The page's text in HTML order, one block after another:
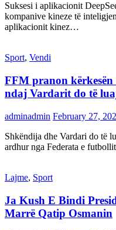
Suksesi i aplikacionit
kompanive kineze të
aplikacionit kinez…
Sport, Vendi
FFM pranon kërkesën
ndaj Vardarit do të
adminadmin February 27,
Shkëndija dhe Vardari do të
ardhur nga Federata e
Lajme, Sport
Ja Kush E Bindi
Marrë Qatip Osmanin